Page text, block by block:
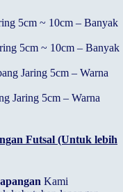
5cm ~ 10cm – Banyak
5cm ~ 10cm – Banyak
Jaring 5cm – Warna
Jaring 5cm – Warna
Futsal (Untuk lebih
Kami